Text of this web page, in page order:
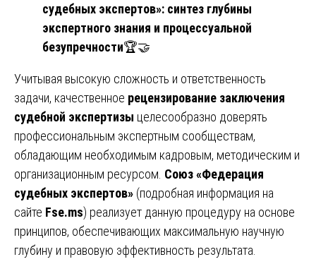
судебных экспертов»: синтез глубины
экспертного знания и процессуальной
безупречности🏆🤝
Учитывая высокую сложность и ответственность
задачи, качественное рецензирование заключения
судебной экспертизы целесообразно доверять
профессиональным экспертным сообществам,
обладающим необходимым кадровым, методическим и
организационным ресурсом. Союз «Федерация
судебных экспертов» (подробная информация на
сайте Fse.ms) реализует данную процедуру на основе
принципов, обеспечивающих максимальную научную
глубину и правовую эффективность результата.